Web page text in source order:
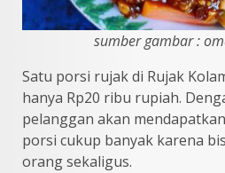
sumber gambar :
Satu porsi rujak di Rujak
hanya Rp20 ribu rupiah.
pelanggan akan
porsi cukup banyak karena
orang sekaligus.